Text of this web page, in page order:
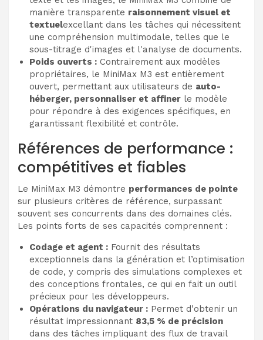
manière transparente raisonnement visuel et
textuelexcellant dans les tâches qui nécessitent
une compréhension multimodale, telles que le
sous-titrage d'images et l'analyse de documents.
Poids ouverts : Contrairement aux modèles
propriétaires, le MiniMax M3 est entièrement
ouvert, permettant aux utilisateurs de auto-
héberger, personnaliser et affiner le modèle
pour répondre à des exigences spécifiques, en
garantissant flexibilité et contrôle.
Références de performance :
compétitives et fiables
Le MiniMax M3 démontre performances de pointe
sur plusieurs critères de référence, surpassant
souvent ses concurrents dans des domaines clés.
Les points forts de ses capacités comprennent :
Codage et agent : Fournit des résultats
exceptionnels dans la génération et l’optimisation
de code, y compris des simulations complexes et
des conceptions frontales, ce qui en fait un outil
précieux pour les développeurs.
Opérations du navigateur : Permet d'obtenir un
résultat impressionnant 83,5 % de précision
dans des tâches impliquant des flux de travail